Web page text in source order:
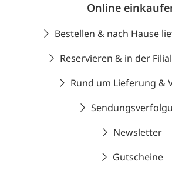
Online
Bestellen & nach Hause
Reservieren & in der
Rund um Lieferung &
Newsletter
Gutscheine